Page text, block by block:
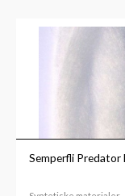
Semperfli Predator